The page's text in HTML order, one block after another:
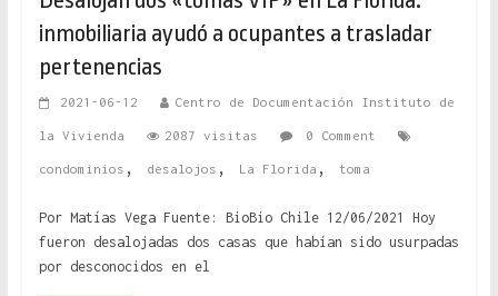
inmobiliaria ayudó a ocupantes a trasladar
pertenencias
2021-06-12 Centro de Documentación Instituto de
la Vivienda 2087 visitas 0 Comment
condominios , desalojos , La Florida , toma
Por Matías Vega Fuente: BioBio Chile 12/06/2021 Hoy
fueron desalojadas dos casas que habían sido usurpadas
por desconocidos en el